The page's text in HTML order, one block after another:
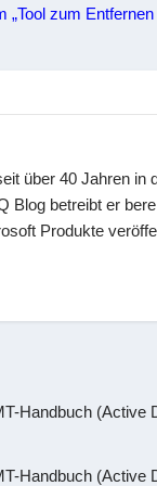
„Tool zum
über 40 Jahren in
Blog betreibt er
Produkte
Handbuch (Active
Handbuch (Active